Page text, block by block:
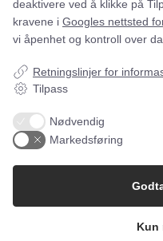
ADMINISTRASJON
Hva må et
kunne i 2026?
Siden
deaktivere ved å klikke på
kravene i Googles nettsted
vi åpenhet og kontroll over
Retningslinjer for
Tilpass
Nødvendig
Markedsføring
Kun